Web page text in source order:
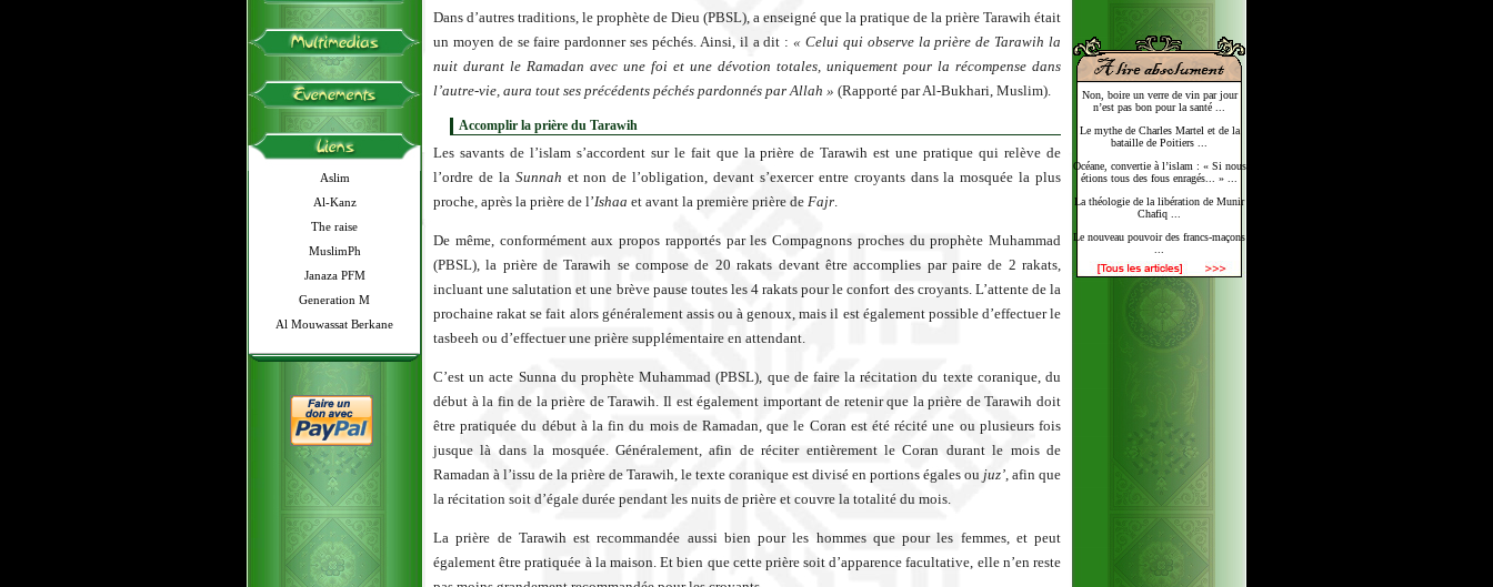
Aslim
Al-Kanz
The raise
MuslimPh
Janaza PFM
Generation M
Al Mouwassat Berkane
Non, boire un verre de vin par jour
n’est pas bon pour la santé ...
Le mythe de Charles Martel et de la
bataille de Poitiers ...
Océane, convertie à l’islam : « Si nous
étions tous des fous enragés... » ...
La théologie de la libération de Munir
Chafiq ...
Le nouveau pouvoir des francs-maçons
Dans d’autres traditions, le prophète de Dieu (PBSL), a enseigné que la pratique de la prière Tarawih était
un moyen de se faire pardonner ses péchés. Ainsi, il a dit :« Celui qui observe la prière de Tarawih la
nuit durant le Ramadan avec une foi et une dévotion totales, uniquement pour la récompense dans
l’autre-vie, aura tout ses précédents péchés pardonnés par Allah » (Rapporté par Al-Bukhari, Muslim).
Accomplir la prière du Tarawih
Les savants de l’islam s’accordent sur le fait que la prière de Tarawih est une pratique qui relève de
l’ordre de la Sunnah et non de l’obligation, devant s’exercer entre croyants dans la mosquée la plus
proche, après la prière de l’Ishaa et avant la première prière de Fajr
De même, conformément aux propos rapportés par les Compagnons proches du prophète Muhammad
(PBSL), la prière de Tarawih se compose de 20 rakats devant être accomplies par paire de 2 rakats,
incluant une salutation et une brève pause toutes les 4 rakats pour le confort des croyants. L’attente de la
prochaine rakat se fait alors généralement assis ou à genoux, mais il est également possible d’effectuer le
tasbeeh ou d’effectuer une prière supplémentaire en attendant.
C’est un acte Sunna du prophète Muhammad (PBSL), que de faire la récitation du texte coranique, du
début à la fin de la prière de Tarawih. Il est également important de retenir que la prière de Tarawih doit
être pratiquée du début à la fin du mois de Ramadan, que le Coran est été récité une ou plusieurs fois
jusque là dans la mosquée. Généralement, afin de réciter entièrement le Coran durant le mois de
Ramadan à l’issu de la prière de Tarawih, le texte coranique est divisé en portions égales ou juz’ , afin que
la récitation soit d’égale durée pendant les nuits de prière et couvre la totalité du mois.
La prière de Tarawih est recommandée aussi bien pour les hommes que pour les femmes, et peut
également être pratiquée à la maison. Et bien que cette prière soit d’apparence facultative, elle n’en reste